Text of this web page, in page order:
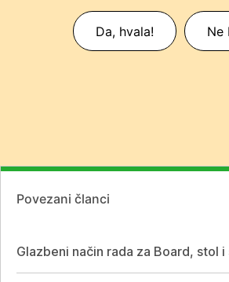
Da, hvala! Ne
Povezani članci
Glazbeni način rada za Board, stol